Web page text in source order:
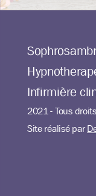
Infirmière
2021 - Tous
Site réalisé par